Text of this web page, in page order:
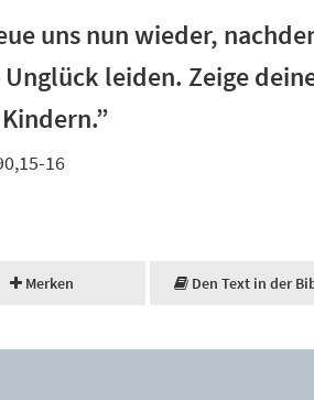
uns nun wieder,
Unglück leiden. Zeige
16
Merken Den Text in der